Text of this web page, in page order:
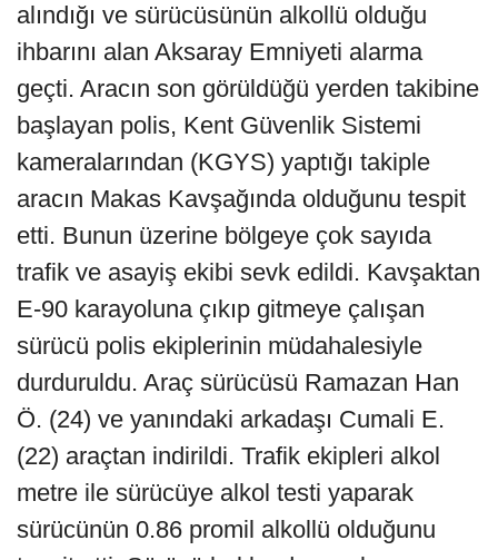
alındığı ve sürücüsünün alkollü olduğu
ihbarını alan Aksaray Emniyeti alarma
geçti. Aracın son görüldüğü yerden takibine
başlayan polis, Kent Güvenlik Sistemi
kameralarından (KGYS) yaptığı takiple
aracın Makas Kavşağında olduğunu tespit
etti. Bunun üzerine bölgeye çok sayıda
trafik ve asayiş ekibi sevk edildi. Kavşaktan
E-90 karayoluna çıkıp gitmeye çalışan
sürücü polis ekiplerinin müdahalesiyle
durduruldu. Araç sürücüsü Ramazan Han
Ö. (24) ve yanındaki arkadaşı Cumali E.
(22) araçtan indirildi. Trafik ekipleri alkol
metre ile sürücüye alkol testi yaparak
sürücünün 0.86 promil alkollü olduğunu